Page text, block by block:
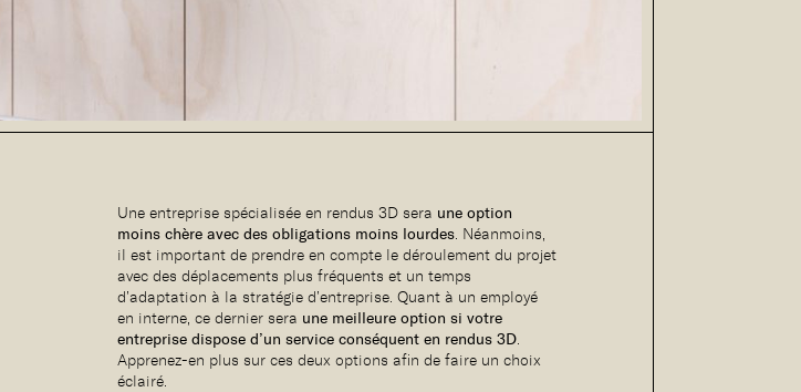
Une entreprise spécialisée en rendus 3D sera une option
moins chère avec des obligations moins lourdes. Néanmoins,
il est important de prendre en compte le déroulement du projet
avec des déplacements plus fréquents et un temps
d’adaptation à la stratégie d’entreprise. Quant à un employé
en interne, ce dernier sera une meilleure option si votre
entreprise dispose d’un service conséquent en rendus 3D.
Apprenez-en plus sur ces deux options afin de faire un choix
éclairé.